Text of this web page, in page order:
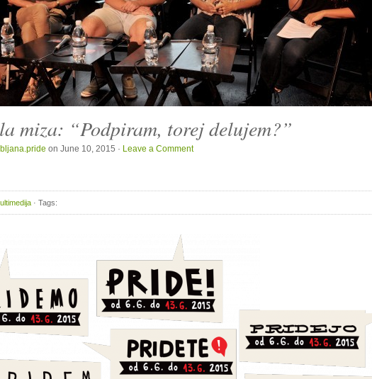
miza: “Podpiram, torej delujem?”
on June 10, 2015 · Leave a Comment
· Tags: